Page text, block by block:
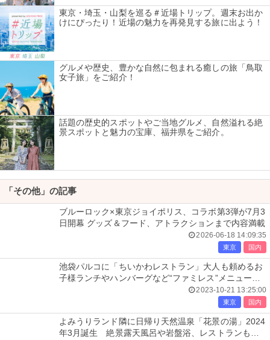
東京・埼玉・山梨を巡る＃近場トリップ。週末お出か
けにぴったり！近場の魅力を再発見する旅に出よう！
グルメや歴史、豊かな自然に包まれる癒しの旅「鳥取
女子旅」をご紹介！
話題の歴史的スポットやご当地グルメ、自然溢れる絶
景スポットと魅力の宝庫、福井県をご紹介。
「その他」の記事
ブルーロック×東京ジョイポリス、コラボ第3弾が7月3
日開幕 グッズ＆フード、アトラクションまで内容満載
2026-06-18 14:09:35
東京 国内
池袋パルコに「ちいかわレストラン」大人も頼めるお
子様ランチやハンバーグなど“ファミレス”メニュー充
2023-10-21 13:25:00
東京 国内
よみうりランド隣に日帰り天然温泉「花景の湯」2024
年3月誕生 絶景露天風呂や岩盤浴、レストランも出